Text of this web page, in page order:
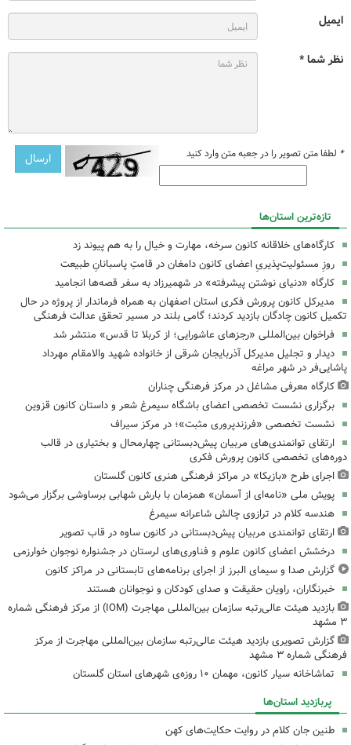
ایمیل
نظر شما *
* لطفا متن تصویر را در جعبه متن وارد کنید
تازه‌ترین استان‌ها
کارگاه‌های خلاقانه کانون سرخه، مهارت و خیال را به هم پیوند زد
روزِ مسئولیت‌پذیریِ اعضای کانون دامغان در قامتِ پاسبانانِ طبیعت
کارگاه «دنیای نوشتن پیشرفته» در شهمیرزاد به سفر قصه‌ها انجامید
مدیرکل کانون پرورش فکری استان اصفهان به همراه فرماندار از پروژه در حال
تکمیل کانون چادگان بازدید کردند؛ گامی بلند در مسیر تحقق عدالت فرهنگی
فراخوان بین‌المللی «رجزهای عاشورایی؛ از کربلا تا قدس» منتشر شد
دیدار و تجلیل مدیرکل آذربایجان شرقی از خانواده شهید والامقام مهرداد
پاشایی‌فر در شهر مراغه
کارگاه معرفی مشاغل در مرکز فرهنگی چناران
برگزاری نشست تخصصی اعضای باشگاه سیمرغ شعر و داستان کانون قزوین
نشست تخصصی «فرزندپروری مثبت»؛ در مرکز سیراف
ارتقای توانمندی‌های مربیان پیش‌دبستانی چهارمحال و بختیاری در قالب
دوره‌های تخصصی کانون پرورش فکری
اجرای طرح «بازیکا» در مراکز فرهنگی هنری کانون گلستان
پویش ملی «نامه‌ای از آسمان» همزمان با بارش شهابی برساوشی برگزار می‌شود
هندسه کلام در ترازوی چالش شاعرانه سیمرغ
ارتقای توانمندی مربیان پیش‌دبستانی در کانون ساوه در قاب تصویر
درخشش اعضای کانون علوم و فناوری‌های لرستان در جشنواره نوجوان خوارزمی
گزارش صدا و سیمای البرز از اجرای برنامه‌های تابستانی در مراکز کانون
خبرنگاران، راویان حقیقت و صدای کودکان و نوجوانان هستند
بازدید هیئت عالی‌رتبه سازمان بین‌المللی مهاجرت (IOM) از مرکز فرهنگی شماره
۳ مشهد
گزارش تصویری بازدید هیئت عالی‌رتبه سازمان بین‌المللی مهاجرت از مرکز
فرهنگی شماره ۳ مشهد
تماشاخانه سیار کانون، مهمان ۱۰ روزه‌ی شهرهای استان گلستان
پربازدید استان‌ها
طنین جان کلام در روایت حکایت‌های کهن